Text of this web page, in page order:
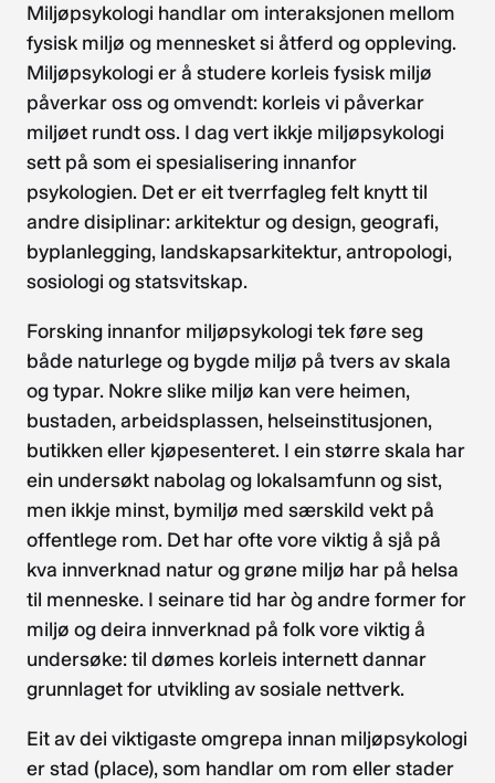
Miljøpsykologi handlar om interaksjonen mellom
fysisk miljø og mennesket si åtferd og oppleving.
Miljøpsykologi er å studere korleis fysisk miljø
påverkar oss og omvendt: korleis vi påverkar
miljøet rundt oss. I dag vert ikkje miljøpsykologi
sett på som ei spesialisering innanfor
psykologien. Det er eit tverrfagleg felt knytt til
andre disiplinar: arkitektur og design, geografi,
byplanlegging, landskapsarkitektur, antropologi,
sosiologi og statsvitskap.
Forsking innanfor miljøpsykologi tek føre seg
både naturlege og bygde miljø på tvers av skala
og typar. Nokre slike miljø kan vere heimen,
bustaden, arbeidsplassen, helseinstitusjonen,
butikken eller kjøpesenteret. I ein større skala har
ein undersøkt nabolag og lokalsamfunn og sist,
men ikkje minst, bymiljø med særskild vekt på
offentlege rom. Det har ofte vore viktig å sjå på
kva innverknad natur og grøne miljø har på helsa
til menneske. I seinare tid har òg andre former for
miljø og deira innverknad på folk vore viktig å
undersøke: til dømes korleis internett dannar
grunnlaget for utvikling av sosiale nettverk.
Eit av dei viktigaste omgrepa innan miljøpsykologi
er stad (place), som handlar om rom eller stader